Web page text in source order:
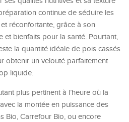
continue de séduire les
réconfortante, grâce à son
et bienfaits pour la santé. Pourtant,
la quantité idéale de pois cassés
obtenir un velouté parfaitement
liquide.
plus pertinent à l’heure où la
la montée en puissance des
Bio, Carrefour Bio, ou encore